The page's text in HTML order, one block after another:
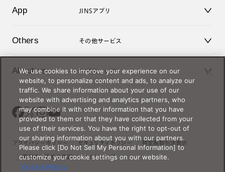
よくあるご質問
お問い合せ
App JINSアプリ
Others その他サービス
レンズ交換
オンラインギフト
価格案内
About us JINSについて
Magnify Life
会社概要
採用情報
法人のお客様
出店について
プライバシーポリシー セキュリティポリシー 特定商取引法表示
薬機法に関する表記 サイトマップ
We use cookies to improve your experience on our
website, to personalize content and ads, to analyze our
traffic. We share information about your use of our
website with advertising and analytics partners, who
may combine it with other information that you have
provided to them or that they have collected from your
use of their services. You have the right to opt-out of
our sharing information about you with our partners.
Please click [Do Not Sell My Personal Information] to
customize your cookie settings on our website.
Cookie Policy